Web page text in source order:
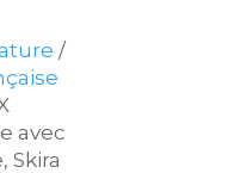
/
avec
Skira